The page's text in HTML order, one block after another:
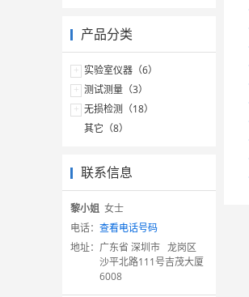
产品分类
+ 实验室仪器（6）
+ 测试测量（3）
+ 无损检测（18）
其它（8）
联系信息
黎小姐 女士
电话： 查看电话号码
地址： 广东省 深圳市 龙岗区
沙平北路111号吉茂大厦
6008